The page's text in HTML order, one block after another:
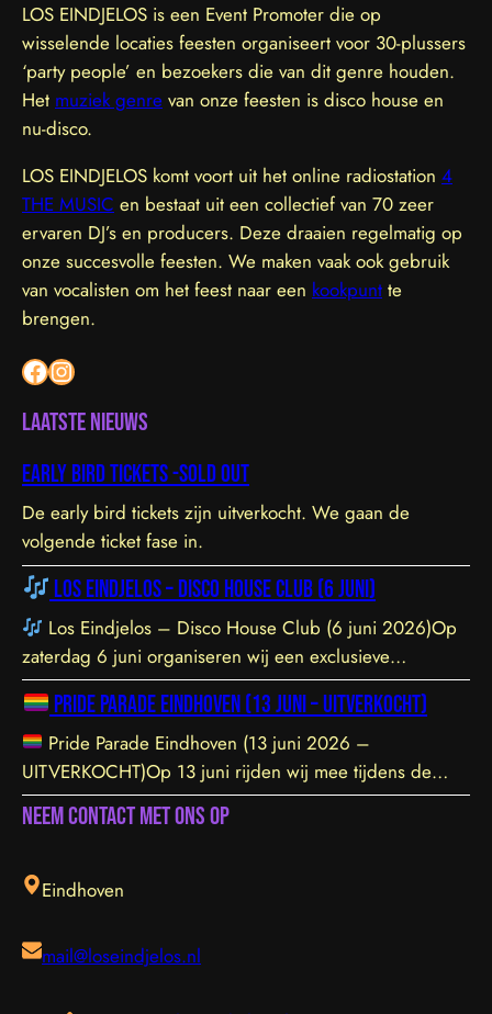
LOS EINDJELOS is een Event Promoter die op
wisselende locaties feesten organiseert voor 30-plussers
‘party people’ en bezoekers die van dit genre houden.
Het muziek genre van onze feesten is disco house en
nu-disco.
LOS EINDJELOS komt voort uit het online radiostation 4
THE MUSIC en bestaat uit een collectief van 70 zeer
ervaren DJ’s en producers. Deze draaien regelmatig op
onze succesvolle feesten. We maken vaak ook gebruik
van vocalisten om het feest naar een kookpunt te
brengen.
Facebook Instagram
Laatste nieuws
Early bird tickets -sold out
De early bird tickets zijn uitverkocht. We gaan de
volgende ticket fase in.
Los Eindjelos – Disco House Club (6 juni)
Los Eindjelos – Disco House Club (6 juni 2026)Op
zaterdag 6 juni organiseren wij een exclusieve
clubavond van 20:30 tot 01:30 in een sfeervolle, intieme
locatie aan de Hofstraat 85b in Eindhoven. De venue is
prachtig ingericht en staat garant voor een geweldige
vibe. Let op: de toegang sluit om 21:45 uur – daarna is
toegang helaas niet meer mogelijk. Tickets zijn hier te
vinden.
Pride Parade Eindhoven (13 juni – UITVERKOCHT)
Pride Parade Eindhoven (13 juni 2026 –
UITVERKOCHT)Op 13 juni rijden wij mee tijdens de
Pride Parade door het centrum van Eindhoven. We
dragen de LHBTIQ+ gemeenschap een warm hart toe en
gelijkwaardigheid en acceptatie. Samen bouwen we aan
welkom voelt. Jij kunt meehelpen door erbij te zijn! We
doen dit jaar mee met de Eindhoven Pride Parade met
Neem contact met ons op
Eindhoven
mail@loseindjelos.nl